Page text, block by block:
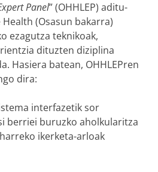
Panel” (OHHLEP) aditu-
(Osasun bakarra)
ezagutza teknikoak,
dituzten diziplina
Hasiera batean, OHHLEPren
dira:
interfazetik sor
berriei buruzko aholkularitza
ikerketa-arloak